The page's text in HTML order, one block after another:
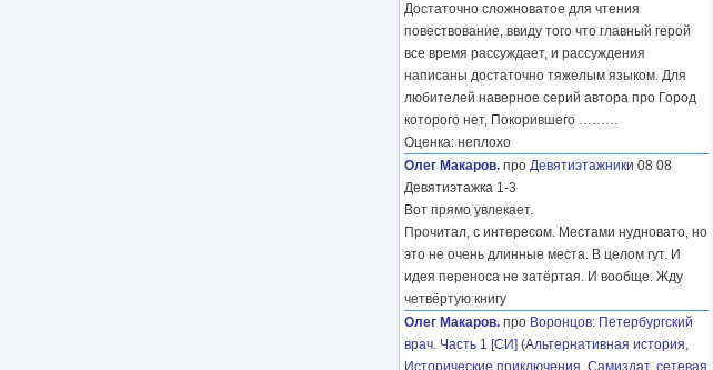
Достаточно сложноватое для чтения
повествование, ввиду того что главный герой
все время рассуждает, и рассуждения
написаны достаточно тяжелым языком. Для
любителей наверное серий автора про Город
которого нет, Покорившего ………
Оценка: неплохо
Олег Макаров. про Девятиэтажники 08 08
Девятиэтажка 1-3
Вот прямо увлекает.
Прочитал, с интересом. Местами нудновато, но
это не очень длинные места. В целом гут. И
идея переноса не затёртая. И вообще. Жду
четвёртую книгу
Олег Макаров. про Воронцов: Петербургский
врач. Часть 1 [СИ] (Альтернативная история,